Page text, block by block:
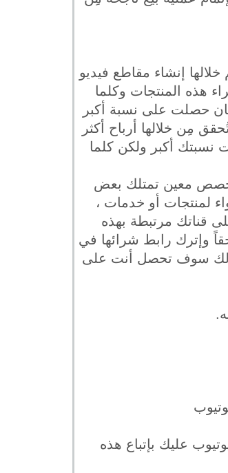
إنشاء مقاطع فيديو
هذه المنتجات وكلما
حصلت على نسبة أكبر
مِن خلالها أرباح أكثر
نسبتك أكبر ولكن كلما
معين تمتلك بعض
لمنتجات أو خدمات ،
قناتك مرتبطة بهذه
وإترك رابط شرائها في
سوف تحصل أنت على
عليك بإتباع هذه